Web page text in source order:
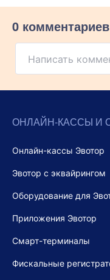
0 комментариев
Написать
ОНЛАЙН-КАССЫ И
Онлайн-кассы Эвотор
Эвотор с эквайрингом
Оборудование для
Приложения Эвотор
Смарт-терминалы
Фискальные